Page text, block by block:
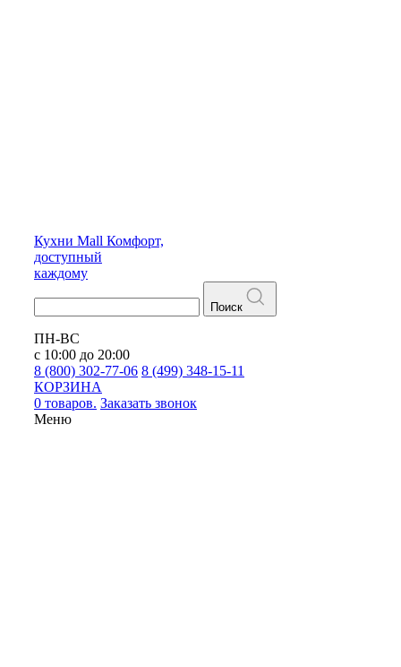
Кухни Mall Комфорт,
доступный
каждому
Поиск
ПН-ВС
с 10:00 до 20:00
8 (800) 302-77-06 8 (499) 348-15-11
КОРЗИНА
0 товаров. Заказать звонок
Меню